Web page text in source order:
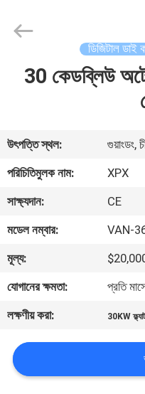
বাড়ি
ভিডিও
ভিআর
শো
আমাদের
সম্বন্ধে
কারখানা
পরিদর্শন
Equipment
Reserved.
ডিজিটাল ডাই
30 কেডব্লিউ অটো
উৎপত্তি স্থল:
গুয়াংডং,
পরিচিতিমুলক নাম:
XPX
সাক্ষ্যদান:
CE
মডেল নম্বার:
VAN-
মূল্য:
যোগানের ক্ষমতা:
প্রতি
লক্ষণীয় করা:
30KW